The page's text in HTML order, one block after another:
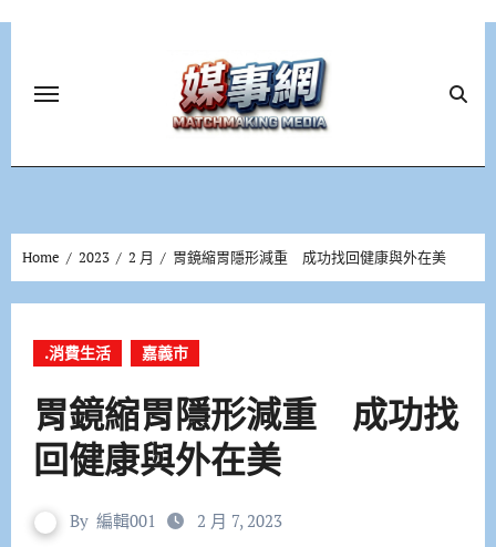
Home 2023 2 月 胃鏡縮胃隱形減重 成功找回健康與外在美
.消費生活 嘉義市
胃鏡縮胃隱形減重 成功找
回健康與外在美
By 編輯001 2 月 7, 2023